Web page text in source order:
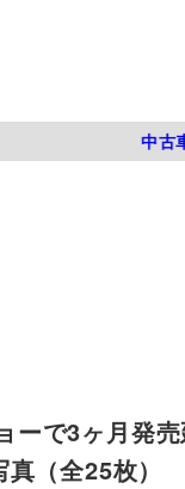
中古
ーで3ヶ月発
（全25枚）